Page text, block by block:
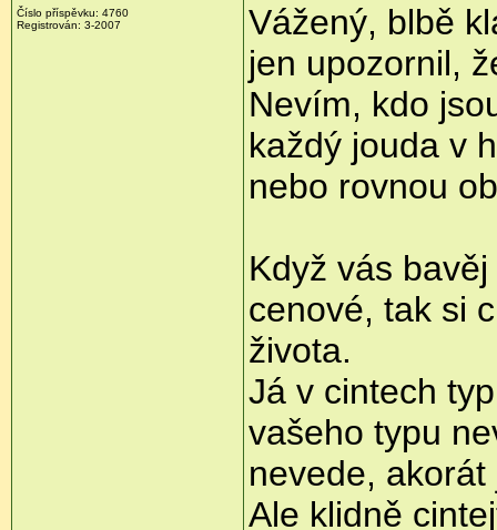
Číslo příspěvku: 4760
Registrován: 3-2007
Vážený, blbě
jen upozornil,
Nevím, kdo
každý jouda v
nebo rovnou
Když vás
cenové, tak si
života.
Já v cintech
vašeho typu
nevede,
Ale klidně